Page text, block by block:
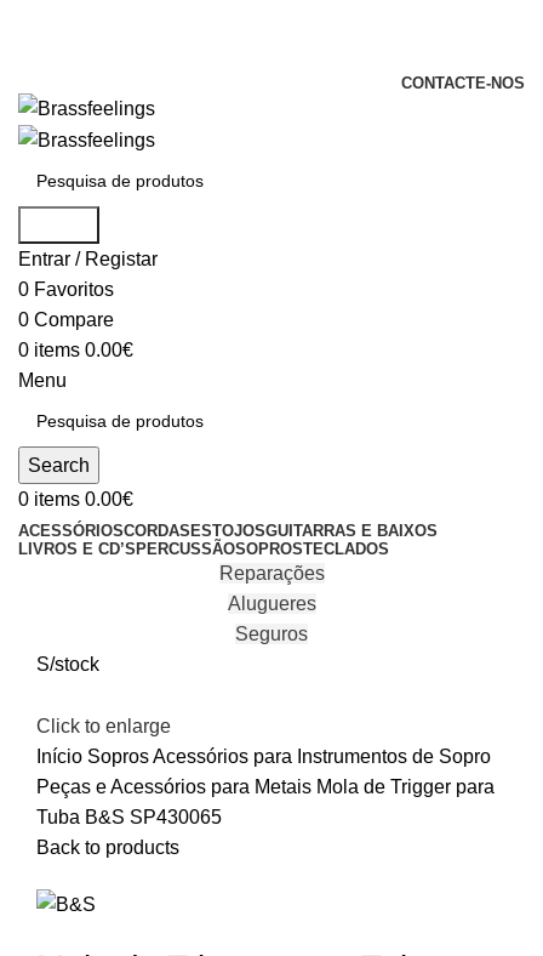
CONTACTE-NOS
Entrar / Registar
0 Favoritos
0 Compare
0 items 0.00€
Menu
Search
0 items 0.00€
ACESSÓRIOSCORDAS ESTOJOSGUITARRAS E BAIXOS
LIVROS E CD’S PERCUSSÃOSOPROSTECLADOS
Reparações
Alugueres
Seguros
S/stock
Click to enlarge
Início SoprosAcessórios para Instrumentos de Sopro
Peças e Acessórios para Metais Mola de Trigger para
Tuba B&S SP430065
Back to products